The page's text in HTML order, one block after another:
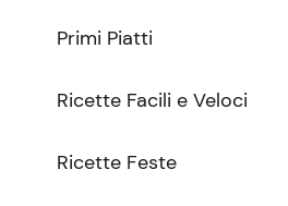
Primi Piatti
Ricette Facili e Veloci
Ricette Feste